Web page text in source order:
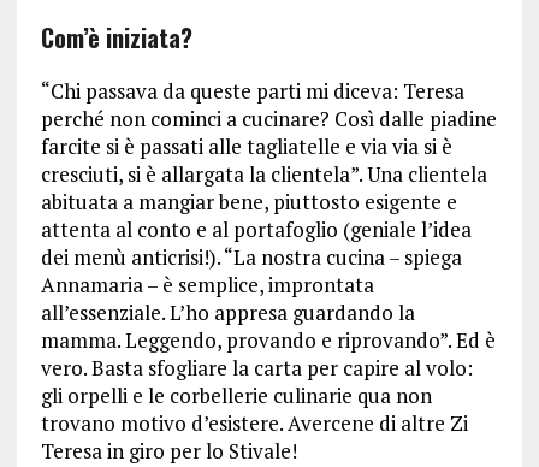
Com’è iniziata?
“Chi passava da queste parti mi diceva: Teresa
perché non cominci a cucinare? Così dalle piadine
farcite si è passati alle tagliatelle e via via si è
cresciuti, si è allargata la clientela”. Una clientela
abituata a mangiar bene, piuttosto esigente e
attenta al conto e al portafoglio (geniale l’idea
dei menù anticrisi!). “La nostra cucina – spiega
Annamaria – è semplice, improntata
all’essenziale. L’ho appresa guardando la
mamma. Leggendo, provando e riprovando”. Ed è
vero. Basta sfogliare la carta per capire al volo:
gli orpelli e le corbellerie culinarie qua non
trovano motivo d’esistere. Avercene di altre Zi
Teresa in giro per lo Stivale!